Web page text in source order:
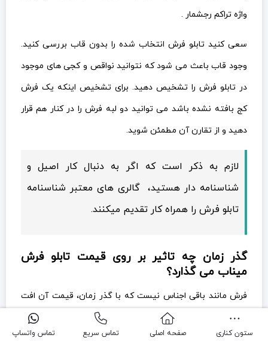
واژه تراکم رجشمار .
سعی کنید تابلو فرش انتخاب شده را بدون قاب بررسی کنید.
وجود قاب باعث می شود که نتوانید نواقص و کجی های موجود
در تابلو فرش را تشخیص دهید. برای تشخیص اینکه یک فرش
کج بافته نشده باشد می توانید دو لبه فرش را در کنار هم قرار
دهید و از تقارن آن مطمئن شوید.
لازم به ذکر است که اگر به دنبال کار اصیل و
شناسنامه دار هستید، گالری های معتبر شناسنامه
تابلو فرش را همراه کار تقدیم میکنند.
گذر زمان چه تاثیر بر روی قیمت تابلو فرش
میناب می گذارد؟
فرش مانند باقی اجناس نیست که با گذر زمان، قیمت آن افت
پیدا کند. برعکس هر چه از قدمت یک فرش بگذرد ارزش آن
ستون کناری صفحه اصلی تماس سریع تماس واتساپ